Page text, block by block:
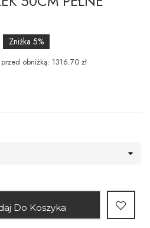
Zniżka 5%
obniżką: 1316.70 zł
Do Koszyka